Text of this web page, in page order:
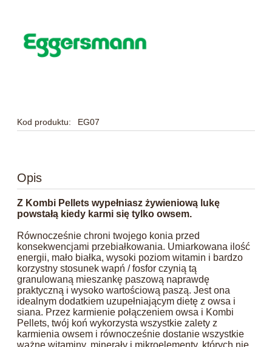
Kod produktu: EG07
Opis
Z Kombi Pellets wypełniasz żywieniową lukę
powstałą kiedy karmi się tylko owsem.
Równocześnie chroni twojego konia przed
konsekwencjami przebiałkowania. Umiarkowana ilość
energii, mało białka, wysoki poziom witamin i bardzo
korzystny stosunek wapń / fosfor czynią tą
granulowaną mieszankę paszową naprawdę
praktyczną i wysoko wartościową paszą. Jest ona
idealnym dodatkiem uzupełniającym dietę z owsa i
siana. Przez karmienie połączeniem owsa i Kombi
Pellets, twój koń wykorzysta wszystkie zalety z
karmienia owsem i równocześnie dostanie wszystkie